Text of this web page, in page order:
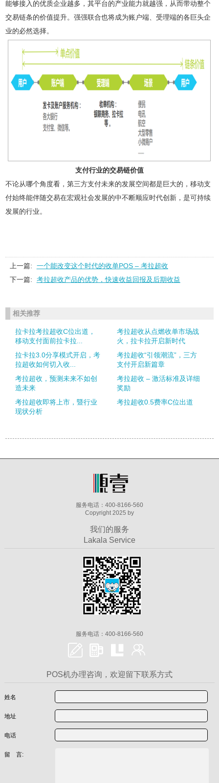
能够接入的优质企业越多，其平台的产业能力就越强，从而带动整个
交易链条的价值提升。强强联合也将成为账户端、受理端的各巨头企
业的必然选择。
支付行业的交易链价值
不论从哪个角度看，第三方支付未来的发展空间都是巨大的，移动支
付始终能伴随交易在宏观社会发展的中不断顺应时代创新，是可持续
发展的行业。
上一篇:
一个能改变这个时代的收单POS – 考拉超收
下一篇:
考拉超收产品的优势，快速收益回报及后期收益
相关推荐
拉卡拉考拉超收C位出道，
移动支付面前拉卡拉...
考拉超收从点燃收单市场战
火，拉卡拉开启新时代
拉卡拉3.0分享模式开启，考
拉超收如何切入收...
考拉超收“引领潮流”，三方
支付开启新篇章
考拉超收，预测未来不如创
造未来
考拉超收 – 激活标准及详细
奖励
考拉超收即将上市，暨行业
现状分析
考拉超收0.5费率C位出道
服务电话：400-8166-560
Copyright 2025 by
我们的服务
Lakala Service
服务电话：400-8166-560
POS机办理咨询，欢迎留下联系方式
姓名
地址
电话
留 言: